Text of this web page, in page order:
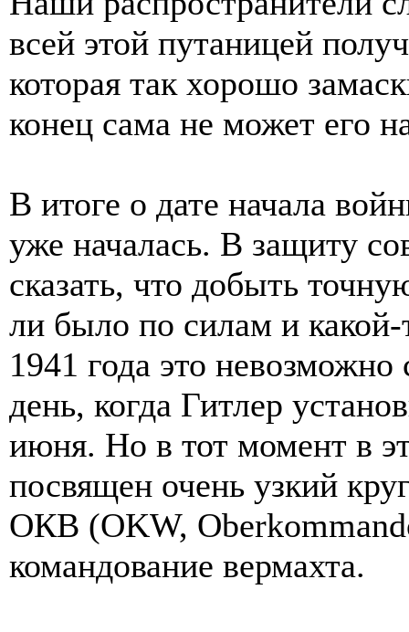
всей этой путаницей
которая так хорошо
конец сама не может его
В итоге о дате начала
уже началась. В защиту
сказать, что добыть
ли было по силам и какой-
1941 года это
день, когда Гитлер
июня. Но в тот момент в
посвящен очень узкий
ОКВ (OKW,
командование вермахта.